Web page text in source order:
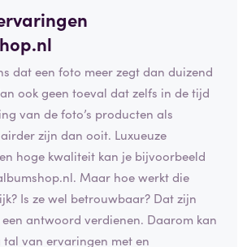
dat een foto meer zegt dan duizend
ook geen toeval dat zelfs in de tijd
van de foto’s producten als
zijn dan ooit. Luxueuze
hoge kwaliteit kan je bijvoorbeeld
Maar hoe werkt die
Is ze wel betrouwbaar? Dat zijn
antwoord verdienen. Daarom kan
tal van ervaringen met en